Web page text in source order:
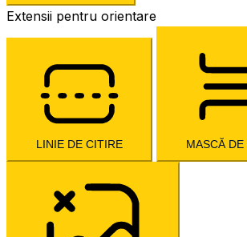
Extensii pentru orientare
LINIE DE CITIRE MASCĂ